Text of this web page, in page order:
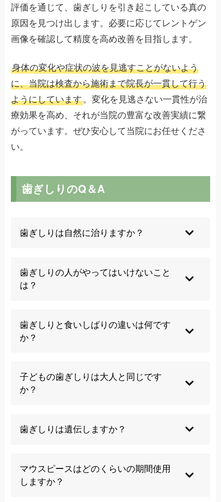
評価を通じて、歯ぎしりを引き起こしている真の
原因を見つけ出します。必要に応じてレントゲン
画像を確認して精度を高め改善を目指します。
身体の変化や症状の波を見逃すことがないよう
に、当院は検査から施術まで院長が一貫して行う
ようにしています。変化を見逃さない一貫性が治
療効果を高め、それが当院の豊富な改善実績に繋
がっています。ぜひ安心して当院にお任せくださ
い。
歯ぎしりのQ＆A
歯ぎしりは自然に治りますか？
であり、自然治癒は期待できません。ストレスや
噛み合わせなどの根本原因にアプローチする必要
歯ぎしりの人がやってはいけないこと
は？
控えることが重要です。また、過度な飲酒や喫
煙、カフェインの摂取は症状を悪化させる可能性
があります。
歯ぎしりと食いしばりの違いは何です
か？
が、食いしばりは歯を強く噛みしめる動作で音は
出ません。どちらも歯や顎に負担をかけます。
子どもの歯ぎしりは大人と同じです
か？
く、乳歯から永久歯への生え変わり時期に自然に
改善することがあります。大人の歯ぎしりとは原
歯ぎしりは遺伝しますか？
ストレスへの反応パターンなど、間接的に影響す
る要因が遺伝する可能性があります。
マウスピースはどのくらいの期間使用
しますか？